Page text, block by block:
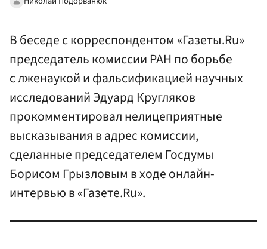
В беседе с корреспондентом «Газеты.Ru»
председатель комиссии РАН по борьбе
с лженаукой и фальсификацией научных
исследований Эдуард Кругляков
прокомментировал нелицеприятные
высказывания в адрес комиссии,
сделанные председателем Госдумы
Борисом Грызловым в ходе онлайн-
интервью в «Газете.Ru».